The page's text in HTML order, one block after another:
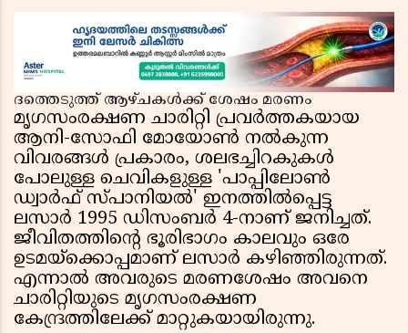
ദത്തെടുത്ത് ആഴ്ചകൾക്ക് ശേഷം മരണം
മൃഗസംരക്ഷണ ചാരിറ്റി പ്രവർത്തകയായ
ആനി-സോഫി മോയോൺ നൽകുന്ന
വിവരങ്ങൾ പ്രകാരം, ശലഭച്ചിറകുകൾ
പോലുള്ള ചെവികളുള്ള 'പാപ്പിലോൺ
ഡ്വാർഫ് സ്പാനിയൽ' ഇനത്തിൽപ്പെട്ട
ലസാർ 1995 ഡിസംബർ 4-നാണ് ജനിച്ചത്.
ജീവിതത്തിൻ്റെ ഭൂരിഭാഗം കാലവും ഒരേ
ഉടമയ്ക്കൊപ്പമാണ് ലസാർ കഴിഞ്ഞിരുന്നത്.
എന്നാൽ അവരുടെ മരണശേഷം അവനെ
ചാരിറ്റിയുടെ മൃഗസംരക്ഷണ
കേന്ദ്രത്തിലേക്ക് മാറ്റുകയായിരുന്നു.